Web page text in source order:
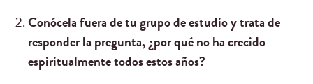
Conócela fuera de tu grupo de estudio y trata de
responder la pregunta, ¿por qué no ha crecido
espiritualmente todos estos años?